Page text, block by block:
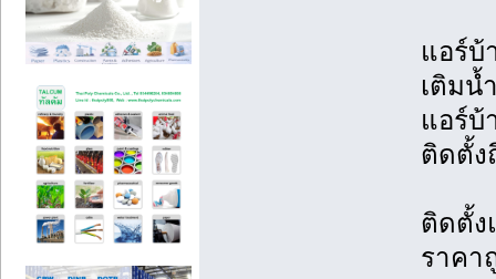
แอร์บ้
เติมน้
แอร์บ้
ติดตั้ง
ติดตั้ง
ราคา